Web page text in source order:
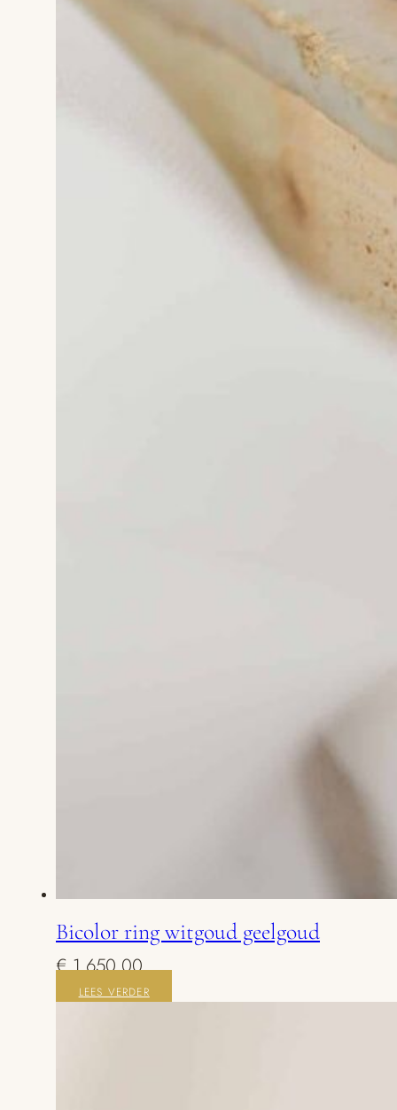
Bicolor ring witgoud geelgoud
€1.650,00
LEES VERDER